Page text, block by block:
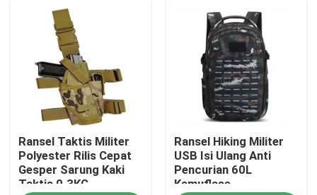
Rumah
Ransel Taktis Militer
Polyester Rilis Cepat
Gesper Sarung Kaki
Taktis 0.3KG
Ransel Hiking Militer
USB Isi Ulang Anti
Pencurian 60L
Kamuflase